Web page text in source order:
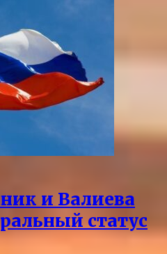
и Валиева
статус